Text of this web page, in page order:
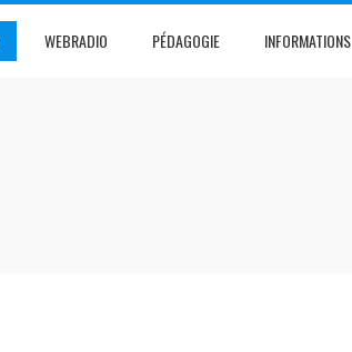
WEBRADIO PÉDAGOGIE INFORMATIONS